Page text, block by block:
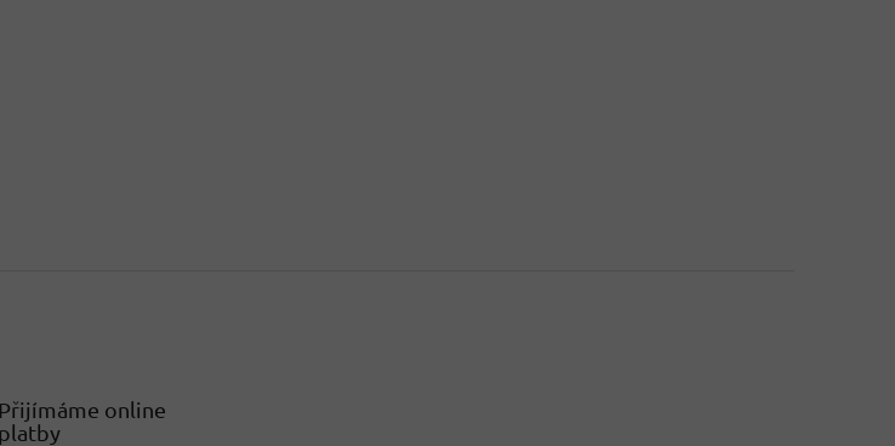
Přijímáme online
platby